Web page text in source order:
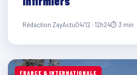
Rédaction ZayActu04/12 · 12h24⏱ 3 min
FRANCE & INTERNATIONALE